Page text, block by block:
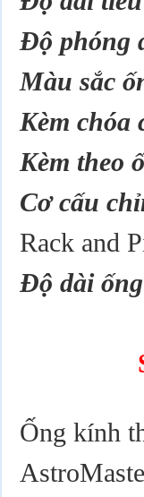
Độ phóng
Màu sắc
Kèm chóa
Kèm theo
Cơ cấu
Rack and
Độ dài
Ống kính